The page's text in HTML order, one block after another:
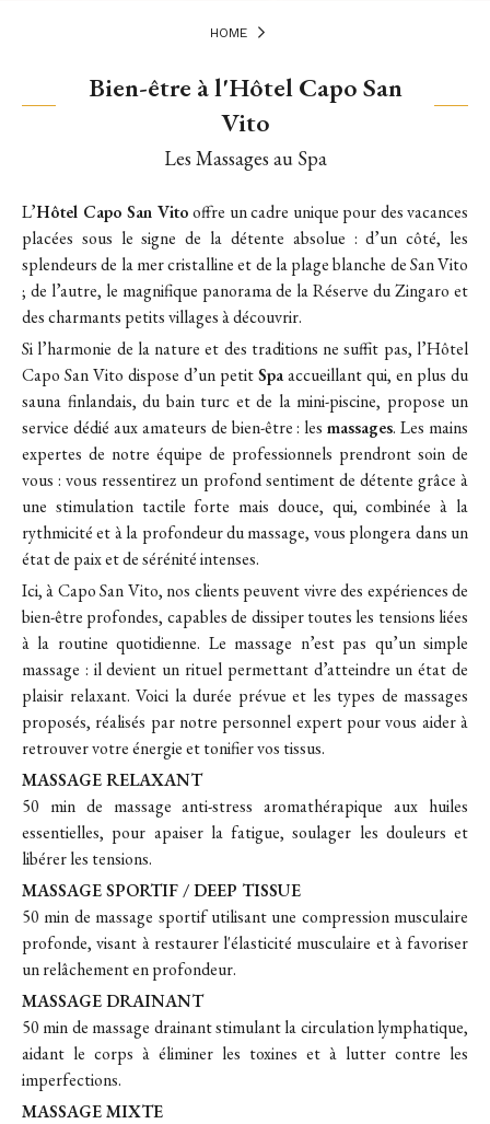
HOME
Bien-être à l'Hôtel Capo San
Vito
Les Massages au Spa
L’Hôtel Capo San Vitooffre un cadre unique pour des vacances
placées sous le signe de la détente absolue : d’un côté, les
splendeurs de la mer cristalline et de la plage blanche de San Vito
; de l’autre, le magnifique panorama de la Réserve du Zingaro et
des charmants petits villages à découvrir.
Si l’harmonie de la nature et des traditions ne suffit pas, l’Hôtel
Capo San Vito dispose d’un petitSpaaccueillant qui, en plus du
sauna finlandais, du bain turc et de la mini-piscine, propose un
service dédié aux amateurs de bien-être : lesmassages. Les mains
expertes de notre équipe de professionnels prendront soin de
vous : vous ressentirez un profond sentiment de détente grâce à
une stimulation tactile forte mais douce, qui, combinée à la
rythmicité et à la profondeur du massage, vous plongera dans un
état de paix et de sérénité intenses.
Ici, à Capo San Vito, nos clients peuvent vivre des expériences de
bien-être profondes, capables de dissiper toutes les tensions liées
à la routine quotidienne. Le massage n’est pas qu’un simple
massage : il devient un rituel permettant d’atteindre un état de
plaisir relaxant. Voici la durée prévue et les types de massages
proposés, réalisés par notre personnel expert pour vous aider à
retrouver votre énergie et tonifier vos tissus.
MASSAGE RELAXANT
50 min de massage anti-stress aromathérapique aux huiles
essentielles, pour apaiser la fatigue, soulager les douleurs et
libérer les tensions.
MASSAGE SPORTIF / DEEP TISSUE
50 min de massage sportif utilisant une compression musculaire
profonde, visant à restaurer l'élasticité musculaire et à favoriser
un relâchement en profondeur.
MASSAGE DRAINANT
50 min de massage drainant stimulant la circulation lymphatique,
aidant le corps à éliminer les toxines et à lutter contre les
imperfections.
MASSAGE MIXTE